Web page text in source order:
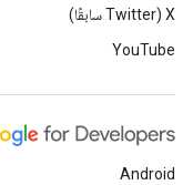
‫X ‏(Twitter سابقًا)
YouTube
Android